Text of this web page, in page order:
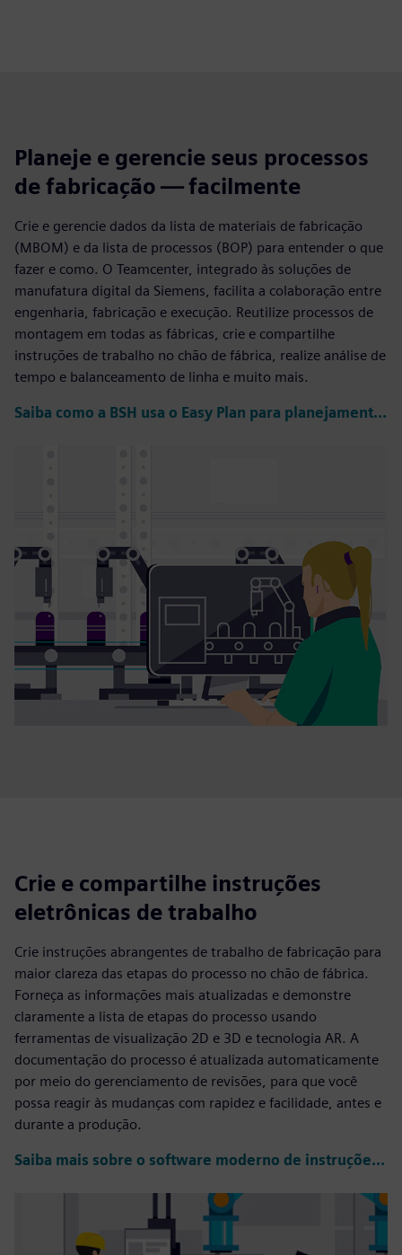
Planeje e gerencie seus processos
de fabricação — facilmente
Crie e gerencie dados da lista de materiais de fabricação
(MBOM) e da lista de processos (BOP) para entender o que
fazer e como. O Teamcenter, integrado às soluções de
manufatura digital da Siemens, facilita a colaboração entre
engenharia, fabricação e execução. Reutilize processos de
montagem em todas as fábricas, crie e compartilhe
instruções de trabalho no chão de fábrica, realize análise de
tempo e balanceamento de linha e muito mais.
Saiba como a BSH usa o Easy Plan para planejamento complexo
Crie e compartilhe instruções
eletrônicas de trabalho
Crie instruções abrangentes de trabalho de fabricação para
maior clareza das etapas do processo no chão de fábrica.
Forneça as informações mais atualizadas e demonstre
claramente a lista de etapas do processo usando
ferramentas de visualização 2D e 3D e tecnologia AR. A
documentação do processo é atualizada automaticamente
por meio do gerenciamento de revisões, para que você
possa reagir às mudanças com rapidez e facilidade, antes e
durante a produção.
Saiba mais sobre o software moderno de instruções de trabalho